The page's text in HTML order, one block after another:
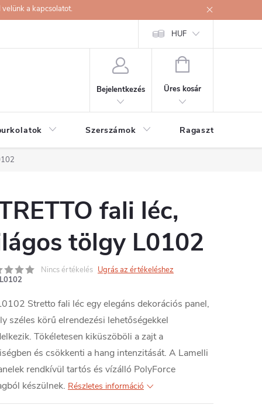
a kapcsolatot.
HUF
Bejelentkezés
KOSÁR
Üres kosár
Szerszámok Ragasztók
fali léc,
tölgy L0102
Nincs értékelés Ugrás az értékeléshez
L0102
Stretto fali léc egy elegáns dekorációs panel,
széles körű elrendezési lehetőségekkel
Tökéletesen kiküszöböli a zajt a
és csökkenti a hang intenzitását. A Lamelli
rendkívül tartós és vízálló PolyForce
készülnek. Részletes információ